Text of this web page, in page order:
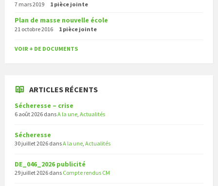
7 mars 2019 1 pièce jointe
Plan de masse nouvelle école
21 octobre 2016 1 pièce jointe
VOIR + DE DOCUMENTS
ARTICLES RÉCENTS
Sécheresse – crise
6 août 2026 dansA la une Actualités
Sécheresse
30 juillet 2026 dansA la une Actualités
DE_046_2026 publicité
29 juillet 2026 dans Compte rendus CM